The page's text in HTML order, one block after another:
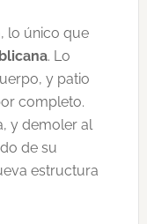
lo único que
. Lo
y patio
completo.
y demoler al
de su
estructura